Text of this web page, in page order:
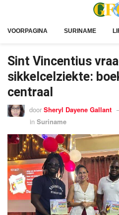
VOORPAGINA SURINAME
Sint Vincentius
sikkelcelziekte:
centraal
door Sheryl Dayene Gallant
in Suriname